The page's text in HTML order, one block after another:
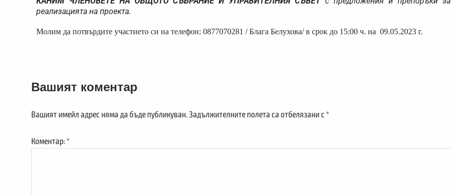
реализацията на проекта.
Молим да потвърдите участието си на телефон: 0877070281 / Блага Белухова/ в срок до 15:00 ч. на 09.05.2023 г.
Вашият коментар
Вашият имейл адрес няма да бъде публикуван. Задължителните полета са отбелязани с *
Коментар:*